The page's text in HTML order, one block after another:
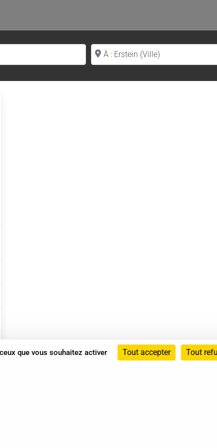
Proche de (ville ou région)
que vous souhaitez activer Tout accepter Tout